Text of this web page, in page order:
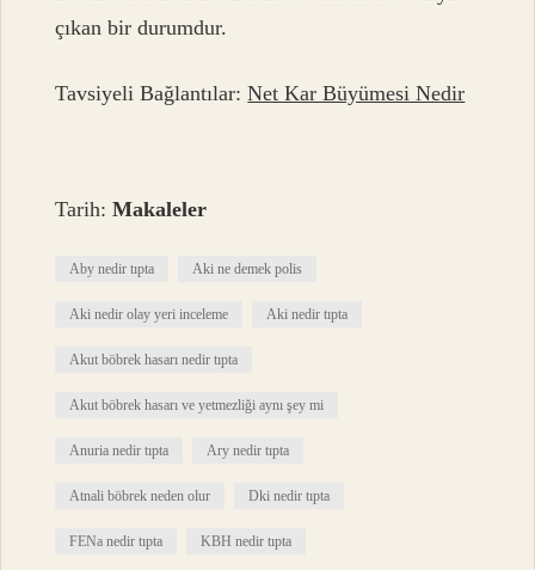
çıkan bir durumdur.
Tavsiyeli Bağlantılar:Net Kar Büyümesi Nedir
Tarih:Makaleler
Aby nedir tıpta Aki ne demek polis
Aki nedir olay yeri inceleme Aki nedir tıpta
Akut böbrek hasarı nedir tıpta
Akut böbrek hasarı ve yetmezliği aynı şey mi
Anuria nedir tıpta Ary nedir tıpta
Atnali böbrek neden olur Dki nedir tıpta
FENa nedir tıpta KBH nedir tıpta